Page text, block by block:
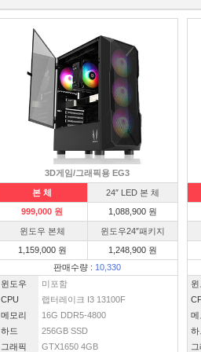
3D게임/그래픽용 EG3
본 체
24″ LED 본 체
999,000 원
1,088,900 원
윈도우 본체
윈도우24″패키지
1,159,000 원
1,248,900 원
판매수량 : 10,330
윈도우
미포함
CPU
랩터레이크 I3 13100F
메모리
16G DDR5-4800
하드
256GB SSD
그래픽
GTX1650 4GB
메
하